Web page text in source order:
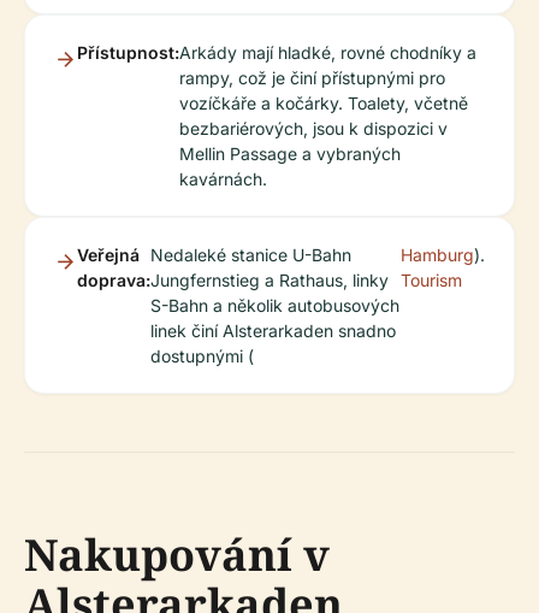
Přístupnost:Arkády mají hladké, rovné chodníky a
rampy, což je činí přístupnými pro
vozíčkáře a kočárky. Toalety, včetně
bezbariérových, jsou k dispozici v
Mellin Passage a vybraných
kavárnách.
Veřejná
doprava:
Nedaleké stanice U-Bahn
Jungfernstieg a Rathaus, linky
S-Bahn a několik autobusových
linek činí Alsterarkaden snadno
dostupnými (
Hamburg
Tourism
).
Nakupování v